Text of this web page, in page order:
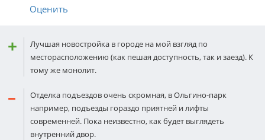
Оценить
Лучшая новостройка в городе на мой взгляд по
месторасположению (как пешая доступность, так и заезд). К
тому же монолит.
Отделка подъездов очень скромная, в Ольгино-парк
например, подъезды гораздо приятней и лифты
современней. Пока неизвестно, как будет выглядеть
внутренний двор.